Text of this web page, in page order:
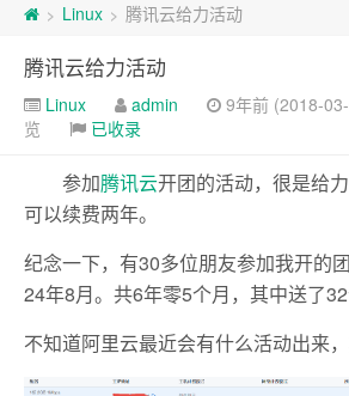
> Linux > 腾讯云给力活动
腾讯云给力活动
Linux admin 9年前 (2018-
览
已收录
参加腾讯云开团的活动，很是给
可以续费两年。
纪念一下，有30多位朋友参加我开的
24年8月。共6年零5个月，其中送了32
不知道阿里云最近会有什么活动出来，